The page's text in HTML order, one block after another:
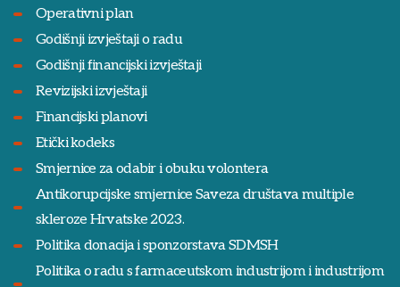
Operativni plan
Godišnji izvještaji o radu
Godišnji financijski izvještaji
Revizijski izvještaji
Financijski planovi
Etički kodeks
Smjernice za odabir i obuku volontera
Antikorupcijske smjernice Saveza društava multiple
skleroze Hrvatske 2023.
Politika donacija i sponzorstava SDMSH
Politika o radu s farmaceutskom industrijom i industrijom